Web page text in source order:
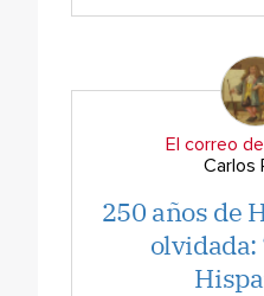
El correo
Carlos
250 años de
olvidada: